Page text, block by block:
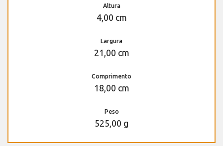
Altura
4,00 cm
Largura
21,00 cm
Comprimento
18,00 cm
Peso
525,00 g